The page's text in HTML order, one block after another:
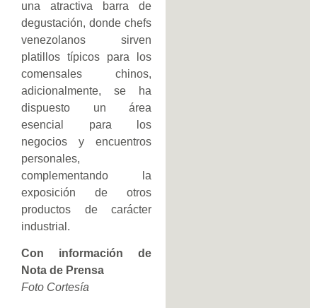
una atractiva barra de
degustación, donde chefs
venezolanos sirven
platillos típicos para los
comensales chinos,
adicionalmente, se ha
dispuesto un área
esencial para los
negocios y encuentros
personales,
complementando la
exposición de otros
productos de carácter
industrial.
Con información de
Nota de Prensa
Foto Cortesía